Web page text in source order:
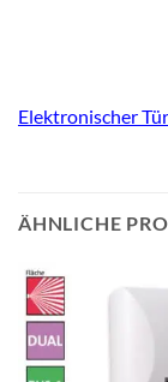
Elektronischer
ÄHNLICHE